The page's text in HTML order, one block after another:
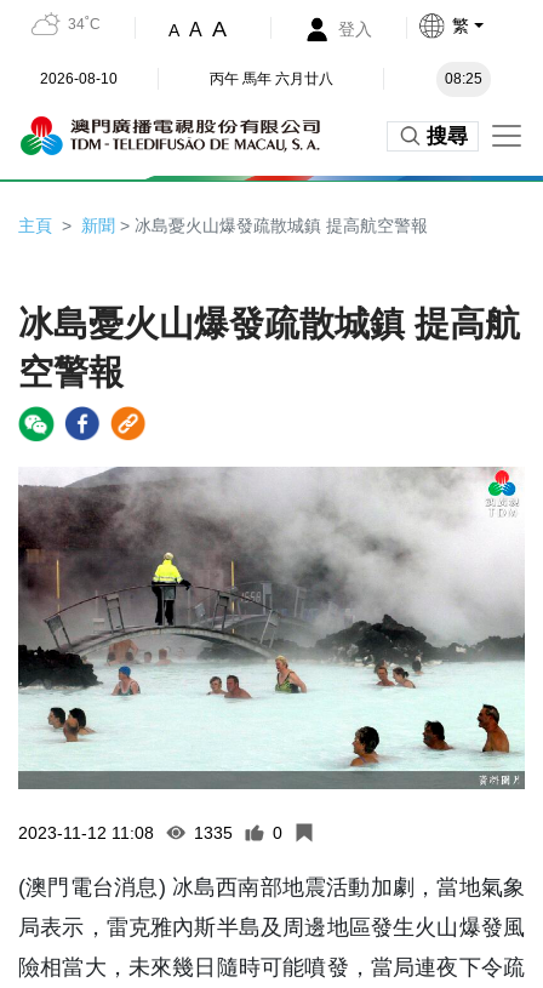
34˚C A A A 登入 繁
2026-08-10 丙午 馬年 六月廿八 08:25
搜尋
主頁 新聞 > 冰島憂火山爆發疏散城鎮 提高航空警報
冰島憂火山爆發疏散城鎮 提高航
空警報
2023-11-12 11:08 1335 0
(澳門電台消息) 冰島西南部地震活動加劇，當地氣象
局表示，雷克雅內斯半島及周邊地區發生火山爆發風
險相當大，未來幾日隨時可能噴發，當局連夜下令疏